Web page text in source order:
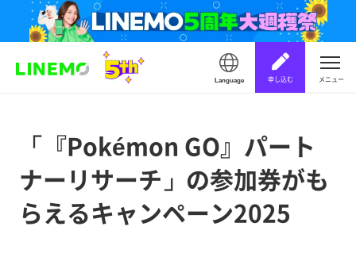
Language 申し込む メニュー
「『Pokémon GO』パート
ナーリサーチ」の参加券がも
らえるキャンペーン2025